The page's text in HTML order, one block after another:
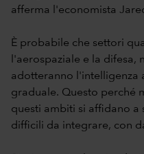
afferma l'economista
È probabile che settori
l'aerospaziale e la difesa,
adotteranno l'intelligenza
graduale. Questo perché
questi ambiti si affidano a
difficili da integrare, con